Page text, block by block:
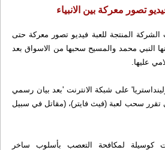
تصور معركة بين الانبياء
المنتجة للعبة فيديو تصور معركة حتى
النبي محمد والمسيح سحبها من الاسواق بعد
عليها.
على شبكة الانترنت 'بعد بيان رسمي
تقرر سحب لعبة (فيث فايتر)، (مقاتل في سبيل
لمكافحة التعصب بأسلوب ساخر